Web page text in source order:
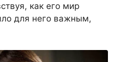
как его мир
для него важным,